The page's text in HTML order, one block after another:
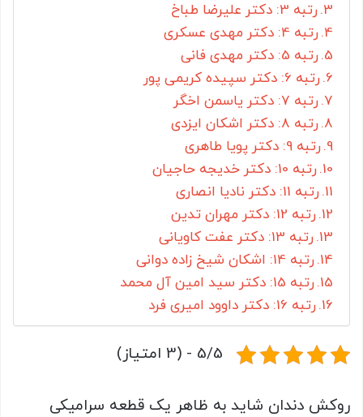
رتبه 3: دکتر علیرضا طباخ
رتبه 4: دکتر مهدی عسکری
رتبه 5: دکتر مهدی فانی
رتبه 6: دکتر سپیده کریمی پور
رتبه 7: دکتر یاسمن اخگر
رتبه 8: دکتر اشکان ایزدی
رتبه 9: دکتر پویا طاهری
رتبه 10: دکتر خدیجه حاجیان
رتبه 11: دکتر نادیا انصاری
رتبه 12: دکتر مهران تدین
رتبه 13: دکتر عفت کاویانی
رتبه 14: اشکان شیخ زاده دوانی
رتبه 15: دکتر سید امین آل محمد
رتبه 16: دکتر داوود امیری فرد
5/5 - (3 امتیاز)
روکش دندان شاید به ظاهر یک قطعه سرامیکی